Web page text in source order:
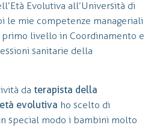
Evolutiva all’Università di
le mie competenze manageriali
livello in Coordinamento e
sanitarie della
da terapista della
evolutiva ho scelto di
special modo i bambini molto